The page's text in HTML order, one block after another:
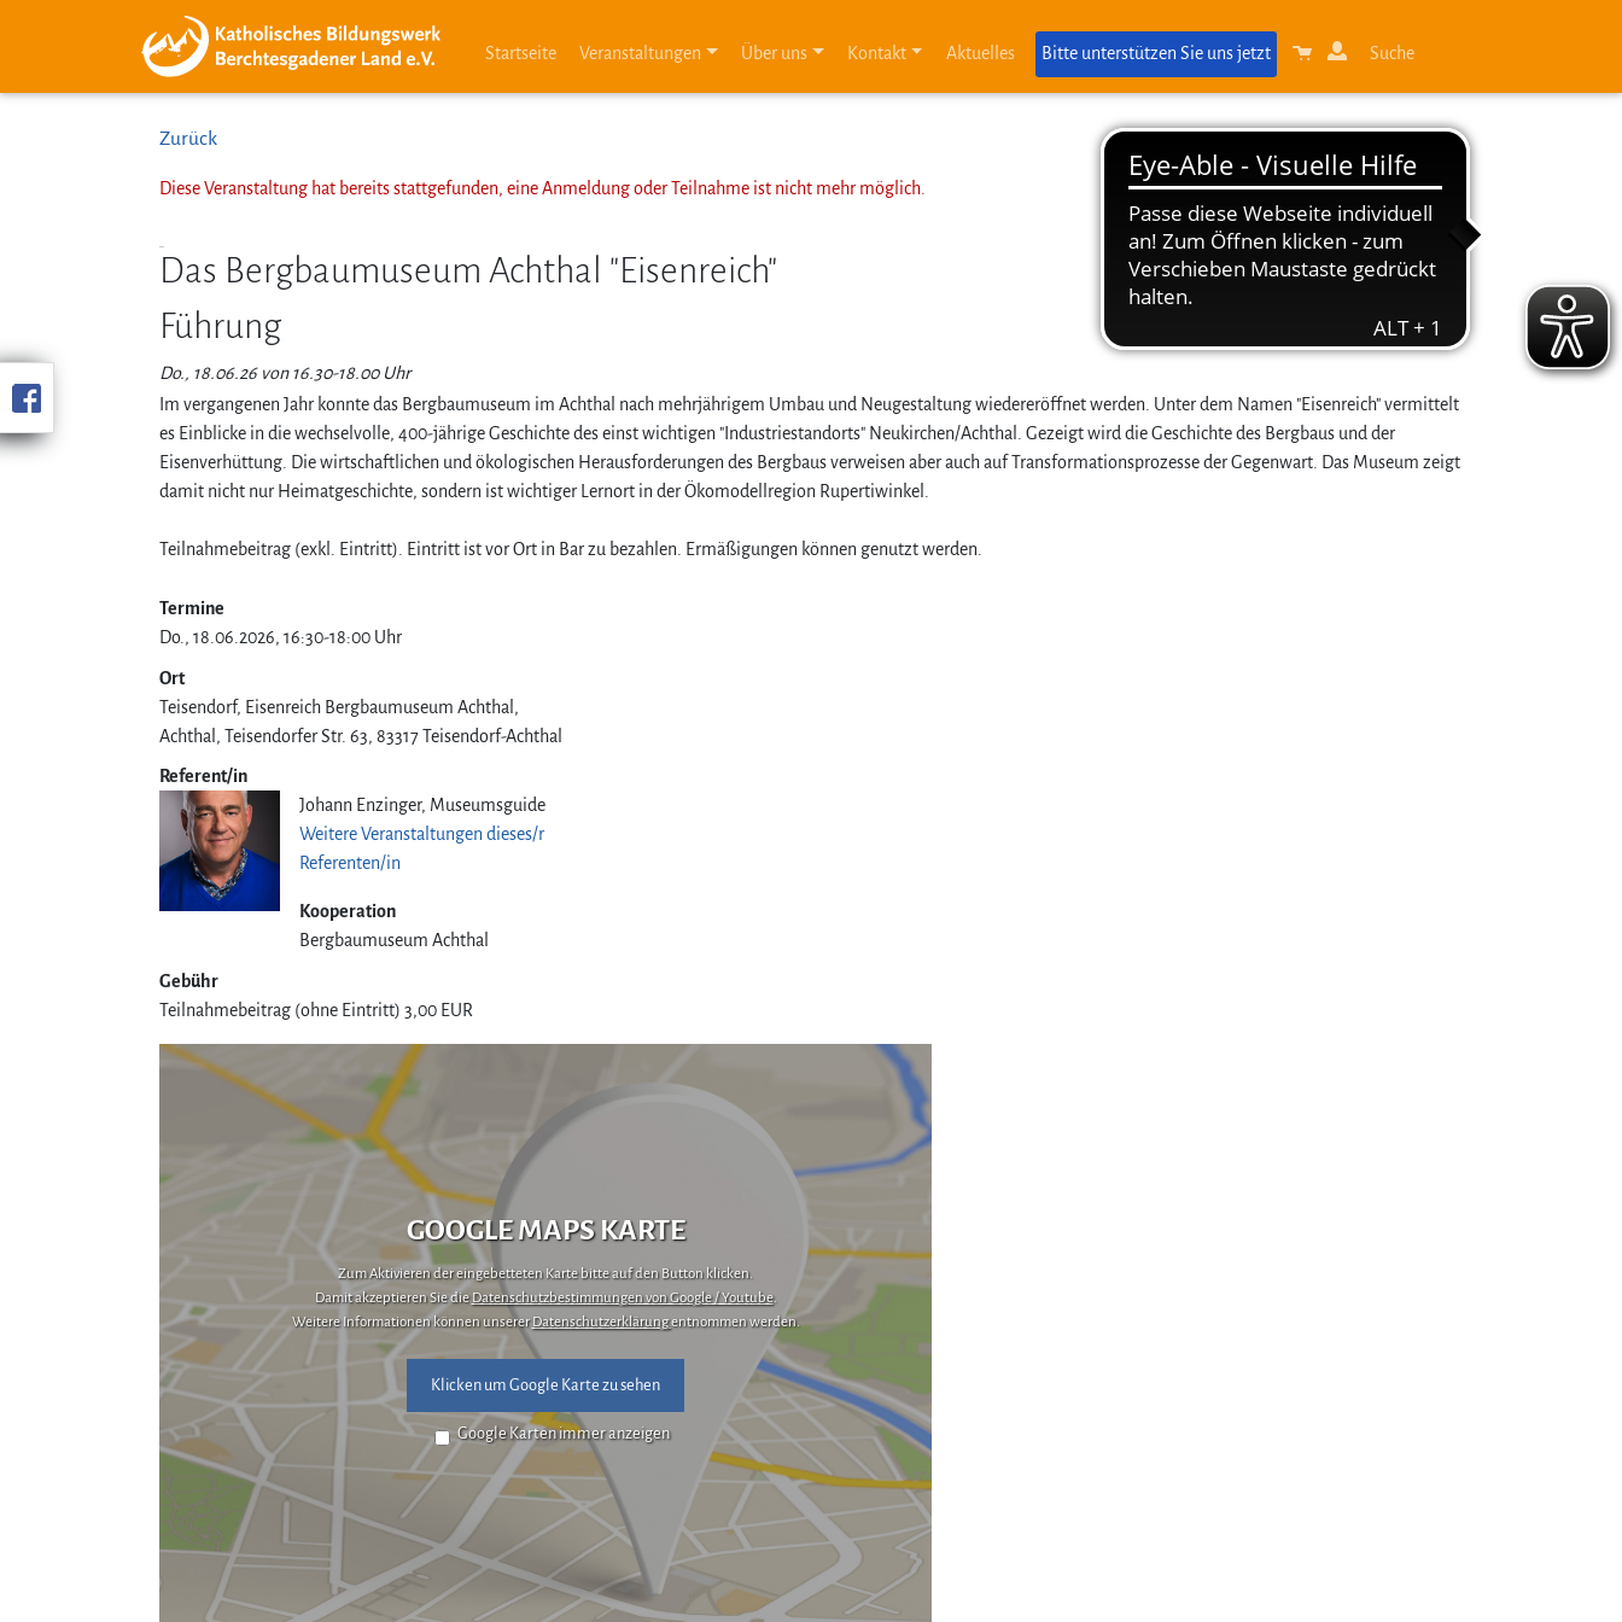
Startseite Veranstaltungen Über uns Kontakt Aktuelles Bitte unterstützen Sie uns jetzt Suche
Zurück
Diese Veranstaltung hat bereits stattgefunden, eine Anmeldung oder Teilnahme ist nicht mehr möglich.
Das Bergbaumuseum Achthal "Eisenreich"
Führung
Do., 18.06.26 von 16.30-18.00 Uhr
Im vergangenen Jahr konnte das Bergbaumuseum im Achthal nach mehrjährigem Umbau und Neugestaltung wiedereröffnet werden. Unter dem Namen "Eisenreich" vermittelt
es Einblicke in die wechselvolle, 400-jährige Geschichte des einst wichtigen "Industriestandorts" Neukirchen/Achthal. Gezeigt wird die Geschichte des Bergbaus und der
Eisenverhüttung. Die wirtschaftlichen und ökologischen Herausforderungen des Bergbaus verweisen aber auch auf Transformationsprozesse der Gegenwart. Das Museum zeigt
damit nicht nur Heimatgeschichte, sondern ist wichtiger Lernort in der Ökomodellregion Rupertiwinkel.
Teilnahmebeitrag (exkl. Eintritt). Eintritt ist vor Ort in Bar zu bezahlen. Ermäßigungen können genutzt werden.
Termine
Do., 18.06.2026, 16:30-18:00 Uhr
Ort
Teisendorf, Eisenreich Bergbaumuseum Achthal
Achthal, Teisendorfer Str. 63 83317Teisendorf-Achthal
Referent/in
Johann Enzinger, Museumsguide
Weitere Veranstaltungen dieses/r
Referenten/in
Kooperation
Bergbaumuseum Achthal
Gebühr
Teilnahmebeitrag (ohne Eintritt) 3,00 EUR
GOOGLE MAPS KARTE
Zum Aktivieren der eingebetteten Karte bitte auf den Button klicken.
Damit akzeptieren Sie die Datenschutzbestimmungen von Google / Youtube.
Weitere Informationen können unserer Datenschutzerklärungentnommen werden.
Klicken um Google Karte zu sehen
Google Karten immer anzeigen